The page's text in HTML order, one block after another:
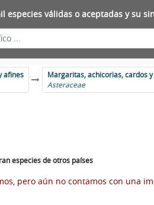
especies válidas o aceptadas y su
afines
Margaritas, achicorias, cardos
Asteraceae
especies de otros países
pero aún no contamos con una